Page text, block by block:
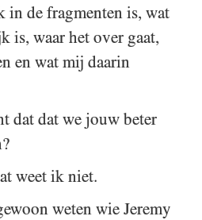
in de fragmenten is, wat
is, waar het over gaat,
en wat mij daarin
dat dat we jouw beter
weet ik niet.
weten wie Jeremy